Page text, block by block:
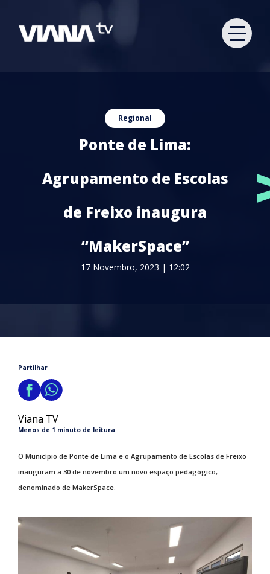
Regional
Ponte de Lima:
Agrupamento de Escolas
de Freixo inaugura
“MakerSpace”
17 Novembro, 2023 | 12:02
Partilhar
Viana TV
Menos de 1 minuto de leitura
O Município de Ponte de Lima e o Agrupamento de Escolas de Freixo
inauguram a 30 de novembro um novo espaço pedagógico,
denominado de MakerSpace.